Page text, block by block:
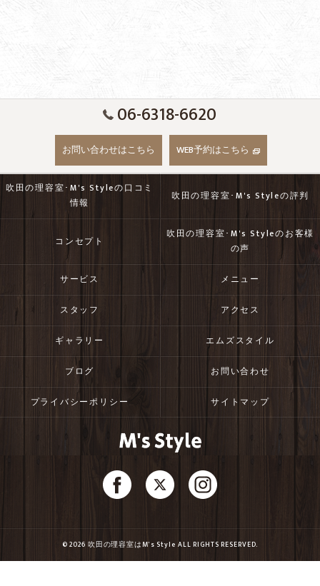
06-6318-6620
お問い合わせはこちら WEB予約はこちら
吹田の理容室･M's Styleの口コミ
情報
吹田の理容室･M's Styleの評判
コンセプト
吹田の理容室･M's Styleのお客様
の声
サービス メニュー
スタッフ アクセス
ギャラリー エムズスタイル
ブログ お問い合わせ
プライバシーポリシー サイトマップ
© 2026 吹田の理容室はM's Style ALL RIGHTS RESERVED.